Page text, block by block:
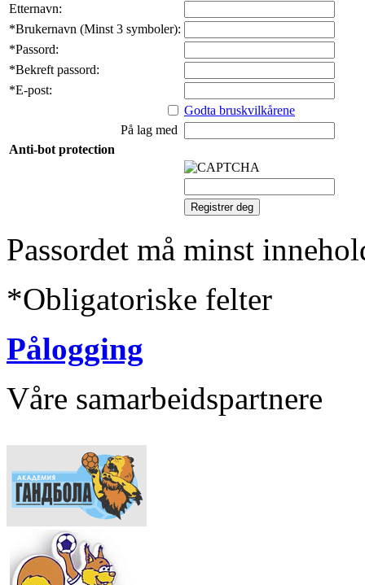
Etternavn:
*Brukernavn (Minst 3 symboler):
*Passord:
*Bekreft passord:
*E-post:
Godta bruskvilkårene
På lag med
Anti-bot protection
Passordet må minst
*Obligatoriske felter
Pålogging
Våre samarbeidspartnere